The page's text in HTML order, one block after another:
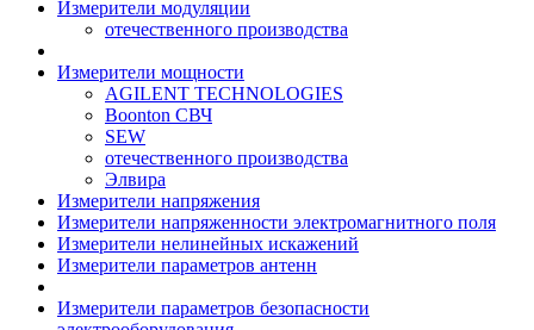
Измерители модуляции
отечественного производства
Измерители мощности
AGILENT TECHNOLOGIES
Boonton СВЧ
SEW
отечественного производства
Элвира
Измерители напряжения
Измерители напряженности электромагнитного поля
Измерители нелинейных искажений
Измерители параметров антенн
Измерители параметров безопасности